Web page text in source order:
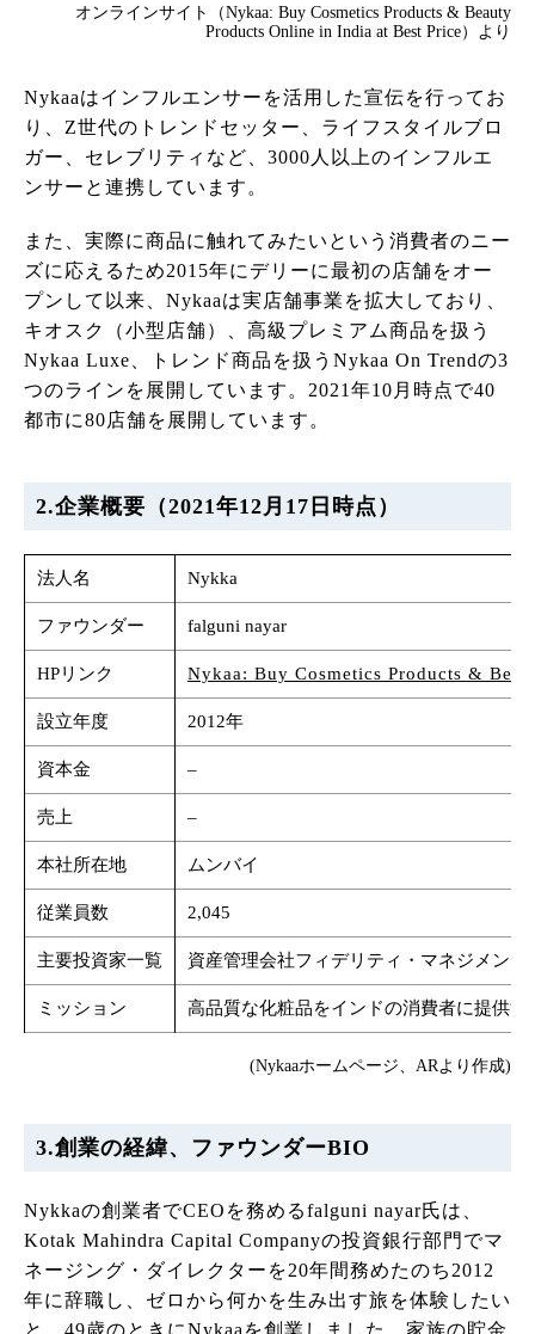
オンラインサイト（Nykaa: Buy Cosmetics Products & Beauty
Products Online in India at Best Price）より
Nykaaはインフルエンサーを活用した宣伝を行ってお
り、Z世代のトレンドセッター、ライフスタイルブロ
ガー、セレブリティなど、3000人以上のインフルエ
ンサーと連携しています。
また、実際に商品に触れてみたいという消費者のニー
ズに応えるため2015年にデリーに最初の店舗をオー
プンして以来、Nykaaは実店舗事業を拡大しており、
キオスク（小型店舗）、高級プレミアム商品を扱う
Nykaa Luxe、トレンド商品を扱うNykaa On Trendの3
つのラインを展開しています。2021年10月時点で40
都市に80店舗を展開しています。
2.企業概要（2021年12月17日時点）
法人名 Nykka
ファウンダー falguni nayar
HPリンク Nykaa: Buy Cosmetics Products &
設立年度 2012年
資本金 –
売上 –
本社所在地 ムンバイ
従業員数 2,045
主要投資家一覧 資産管理会社フィデリティ・マネジメン
ミッション 高品質な化粧品をインドの消費者に提供す
(Nykaaホームページ、ARより作成)
3.創業の経緯、ファウンダーBIO
Nykkaの創業者でCEOを務めるfalguni nayar氏は、
Kotak Mahindra Capital Companyの投資銀行部門でマ
ネージング・ダイレクターを20年間務めたのち2012
年に辞職し、ゼロから何かを生み出す旅を体験したい